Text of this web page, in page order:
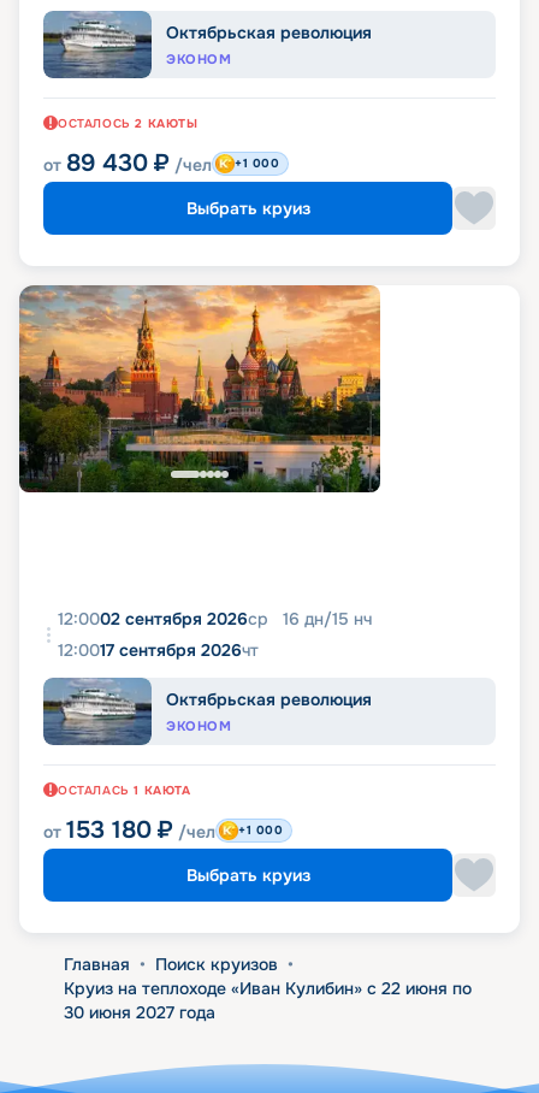
Октябрьская революция
ЭКОНОМ
ОСТАЛОСЬ 2 КАЮТЫ
от 89 430 ₽ /чел +1 000
Выбрать круиз
12:0002 сентября 2026ср 16 дн/15 нч
12:0017 сентября 2026чт
Октябрьская революция
ЭКОНОМ
ОСТАЛАСЬ 1 КАЮТА
от 153 180 ₽ /чел +1 000
Выбрать круиз
Главная • Поиск круизов •
Круиз на теплоходе «Иван Кулибин» с 22 июня по
30 июня 2027 года